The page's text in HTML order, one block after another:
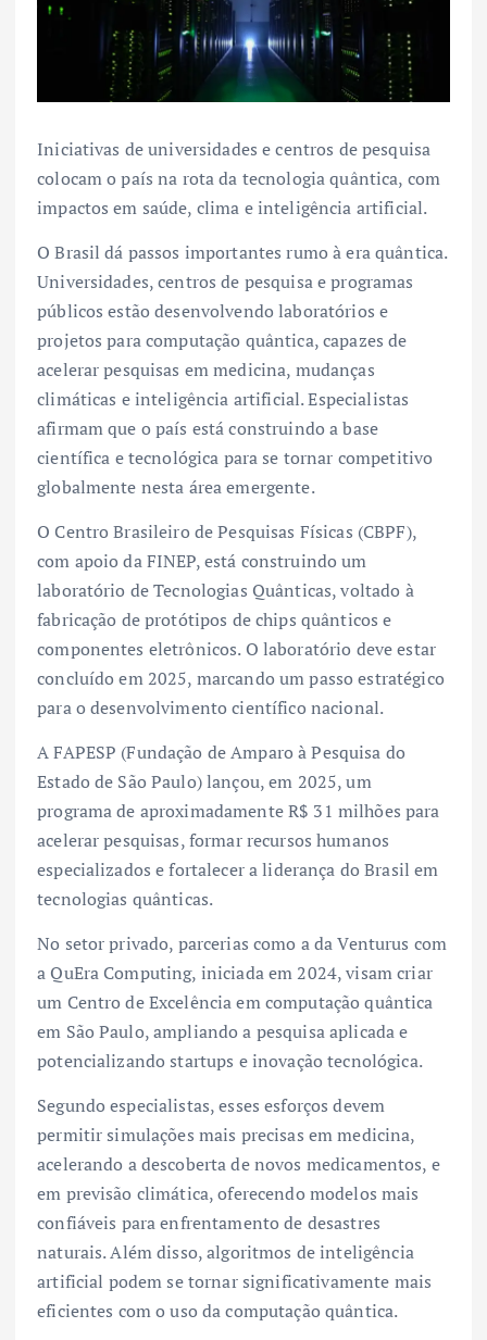
Iniciativas de universidades e centros de pesquisa
colocam o país na rota da tecnologia quântica, com
impactos em saúde, clima e inteligência artificial.
O Brasil dá passos importantes rumo à era quântica.
Universidades, centros de pesquisa e programas
públicos estão desenvolvendo laboratórios e
projetos para computação quântica, capazes de
acelerar pesquisas em medicina, mudanças
climáticas e inteligência artificial. Especialistas
afirmam que o país está construindo a base
científica e tecnológica para se tornar competitivo
globalmente nesta área emergente.
O Centro Brasileiro de Pesquisas Físicas (CBPF),
com apoio da FINEP, está construindo um
laboratório de Tecnologias Quânticas, voltado à
fabricação de protótipos de chips quânticos e
componentes eletrônicos. O laboratório deve estar
concluído em 2025, marcando um passo estratégico
para o desenvolvimento científico nacional.
A FAPESP (Fundação de Amparo à Pesquisa do
Estado de São Paulo) lançou, em 2025, um
programa de aproximadamente R$ 31 milhões para
acelerar pesquisas, formar recursos humanos
especializados e fortalecer a liderança do Brasil em
tecnologias quânticas.
No setor privado, parcerias como a da Venturus com
a QuEra Computing, iniciada em 2024, visam criar
um Centro de Excelência em computação quântica
em São Paulo, ampliando a pesquisa aplicada e
potencializando startups e inovação tecnológica.
Segundo especialistas, esses esforços devem
permitir simulações mais precisas em medicina,
acelerando a descoberta de novos medicamentos, e
em previsão climática, oferecendo modelos mais
confiáveis para enfrentamento de desastres
naturais. Além disso, algoritmos de inteligência
artificial podem se tornar significativamente mais
eficientes com o uso da computação quântica.